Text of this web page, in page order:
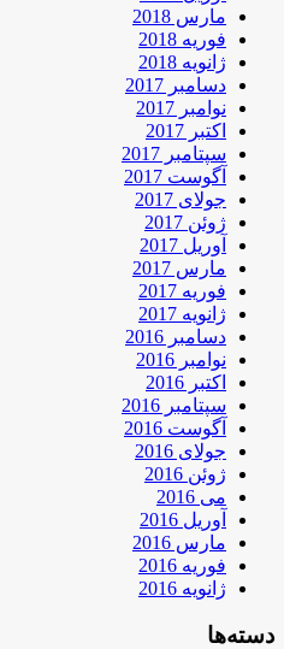
مارس 2018
فوریه 2018
ژانویه 2018
دسامبر 2017
نوامبر 2017
اکتبر 2017
سپتامبر 2017
آگوست 2017
جولای 2017
ژوئن 2017
آوریل 2017
مارس 2017
فوریه 2017
ژانویه 2017
دسامبر 2016
نوامبر 2016
اکتبر 2016
سپتامبر 2016
آگوست 2016
جولای 2016
ژوئن 2016
می 2016
آوریل 2016
مارس 2016
فوریه 2016
ژانویه 2016
دسته‌ها